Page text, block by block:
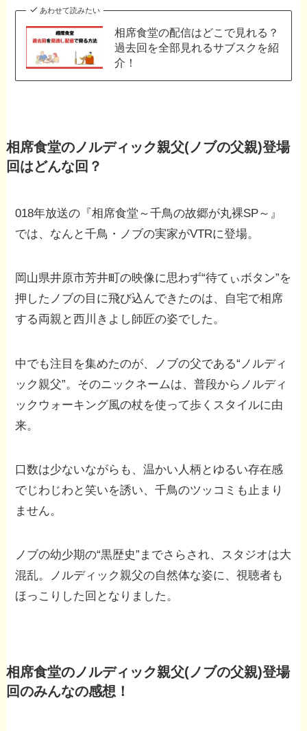
あわせて読みたい
相席食堂の配信はどこで見れる？
過去回を全部見れるサブスクを紹
介！
相席食堂のノルディック親父(ノブの父親)登場
回はどんな回？
018年放送の『相席食堂～千鳥の故郷が丸裸SP～』
では、なんと千鳥・ノブの実家がVTRに登場。
岡山県井原市芳井町の映像に思わず“待てぃボタン”を
押したノブの目に飛び込んできたのは、自宅で相席
する両親と西川きよし師匠の姿でした。
中でも注目を集めたのが、ノブの父である“ノルディ
ック親父”。そのニックネームは、普段からノルディ
ックウォーキング風の杖を使って歩くスタイルに由
来。
口数は少ないながらも、温かい人柄とゆるい存在感
でじわじわと笑いを誘い、千鳥のツッコミも止まり
ません。
ノブの幼少期の“黒歴史”までさらされ、スタジオは大
混乱。ノルディック親父の自然体な姿に、視聴者も
ほっこりした回となりました。
相席食堂のノルディック親父(ノブの父親)登場
回のみんなの感想！